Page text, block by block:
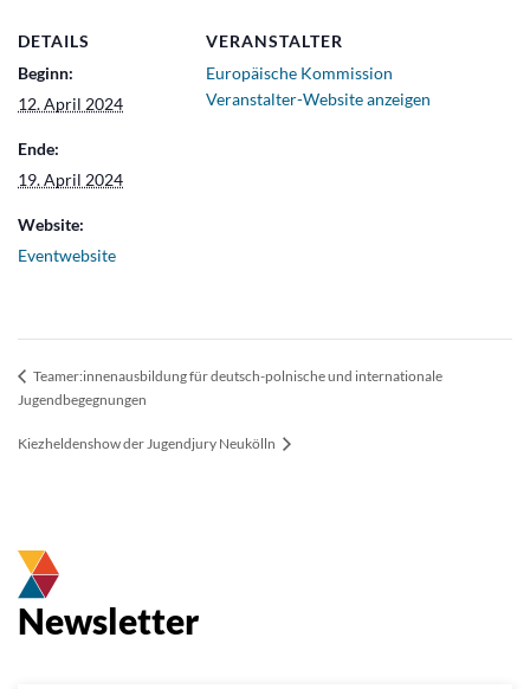
DETAILS
Beginn:
12. April 2024
Ende:
19. April 2024
Website:
Eventwebsite
VERANSTALTER
Europäische Kommission
Veranstalter-Website anzeigen
Teamer:innenausbildung für deutsch-polnische und internationale
Jugendbegegnungen
Kiezheldenshow der Jugendjury Neukölln
Newsletter